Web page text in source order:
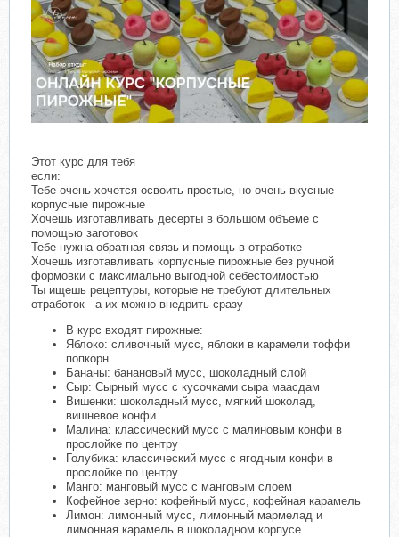
Этот курс для тебя
если:
Тебе очень хочется освоить простые, но очень вкусные
корпусные пирожные
Хочешь изготавливать десерты в большом объеме с
помощью заготовок
Тебе нужна обратная связь и помощь в отработке
Хочешь изготавливать корпусные пирожные без ручной
формовки с максимально выгодной себестоимостью
Ты ищешь рецептуры, которые не требуют длительных
отработок - а их можно внедрить сразу
В курс входят пирожные:
Яблоко: сливочный мусс, яблоки в карамели тоффи
попкорн
Бананы: банановый мусс, шоколадный слой
Сыр: Сырный мусс с кусочками сыра маасдам
Вишенки: шоколадный мусс, мягкий шоколад,
вишневое конфи
Малина: классический мусс с малиновым конфи в
прослойке по центру
Голубика: классический мусс с ягодным конфи в
прослойке по центру
Манго: манговый мусс с манговым слоем
Кофейное зерно: кофейный мусс, кофейная карамель
Лимон: лимонный мусс, лимонный мармелад и
лимонная карамель в шоколадном корпусе